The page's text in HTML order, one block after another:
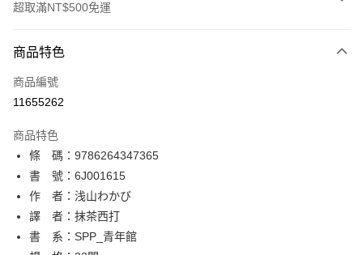
超取滿NT$500免運
信用卡一次付款
超商取貨付款
相關說明
【關於「AFTEE先享後付」】
AFTEE先享後付是「在收到商品之後才付款」的支付方式。 讓您購物簡單
便利好安心！
１．簡單：不需註冊會員、不需綁卡、不需儲值。
２．便利：只要手機號碼，簡訊認證，即可結帳。
３．安心：先確認商品／服務後，再付款。
ATM付款
運送方式
全家取貨付款
商品特色
商品編號
11655262
商品特色
條 碼：9786264347365
書 號：6J001615
作 者：浅山わかび
譯 者：抹茶西打
書 系：SPP_青年館